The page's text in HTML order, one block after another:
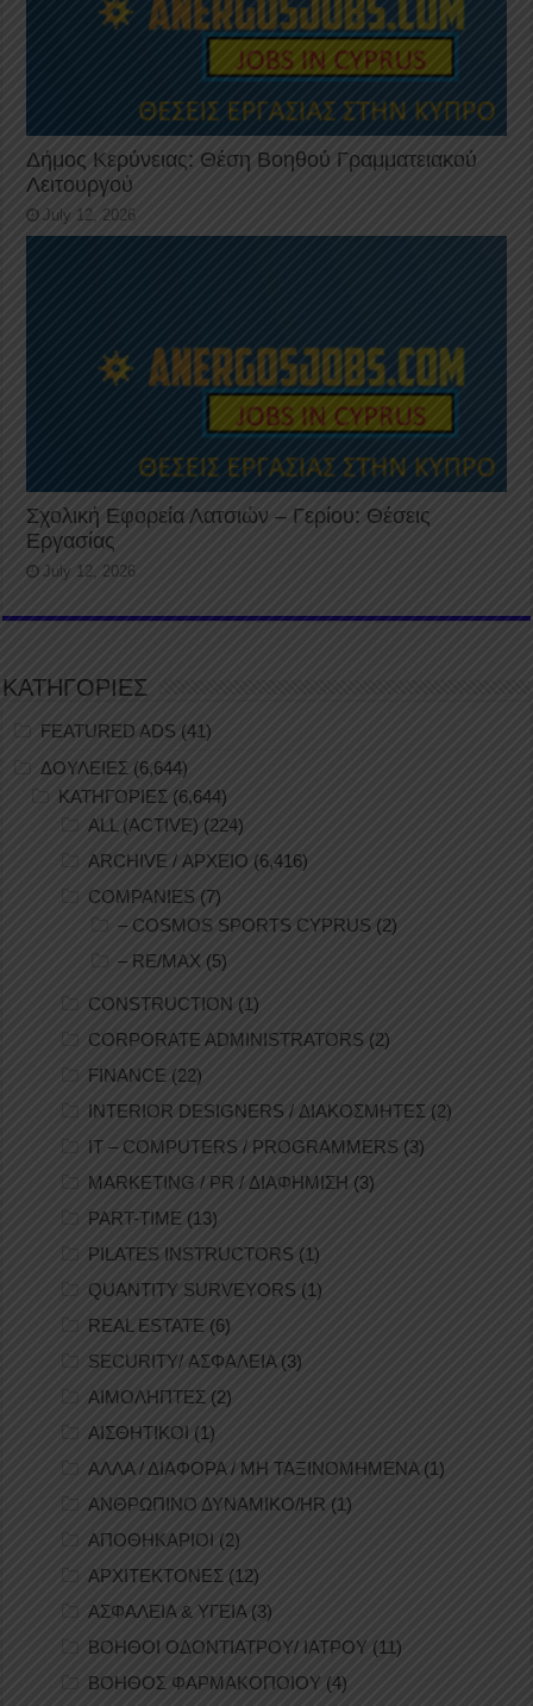
Δήμος Κερύνειας: Θέση Βοηθού Γραμματειακού
Λειτουργού
July 12, 2026
Σχολική Εφορεία Λατσιών – Γερίου: Θέσεις
Εργασίας
July 12, 2026
ΚΑΤΗΓΟΡΙΕΣ
FEATURED ADS (41)
ΔΟΥΛΕΙΕΣ (6,644)
ΚΑΤΗΓΟΡΙΕΣ (6,644)
ALL (ACTIVE) (224)
ARCHIVE / ΑΡΧΕΙΟ (6,416)
COMPANIES (7)
– COSMOS SPORTS CYPRUS (2)
– RE/MAX (5)
CONSTRUCTION (1)
CORPORATE ADMINISTRATORS (2)
FINANCE (22)
INTERIOR DESIGNERS / ΔΙΑΚΟΣΜΗΤΕΣ (2)
IT – COMPUTERS / PROGRAMMERS (3)
MARKETING / PR / ΔΙΑΦΗΜΙΣΗ (3)
PART-TIME (13)
PILATES INSTRUCTORS (1)
QUANTITY SURVEYORS (1)
REAL ESTATE (6)
SECURITY/ ΑΣΦΑΛΕΙΑ(3)
ΑΙΜΟΛΗΠΤΕΣ (2)
ΑΙΣΘΗΤΙΚΟΙ (1)
ΑΛΛΑ / ΔΙΑΦΟΡΑ / ΜΗ ΤΑΞΙΝΟΜΗΜΕΝΑ(1)
ΑΝΘΡΩΠΙΝΟ ΔΥΝΑΜΙΚΟ/HR (1)
ΑΠΟΘΗΚΑΡΙΟΙ (2)
ΑΡΧΙΤΕΚΤΟΝΕΣ (12)
ΑΣΦΑΛΕΙΑ & ΥΓΕΙΑ(3)
ΒΟΗΘΟΙ ΟΔΟΝΤΙΑΤΡΟΥ/ ΙΑΤΡΟΥ (11)
ΒΟΗΘΟΣ ΦΑΡΜΑΚΟΠΟΙΟΥ (4)